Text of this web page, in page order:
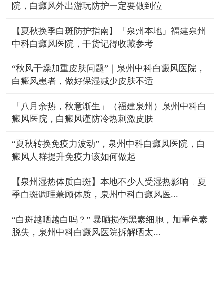
院，白癜风外出游玩防护一定要做到位
【夏秋换季白斑防护指南】「泉州本地」福建泉州
中科白癜风医院，干货记得收藏参考
“秋风干燥加重皮肤问题”｜泉州中科白癜风医院，
白癜风患者，做好保湿减少皮肤不适
「八月余热，秋意渐生」（福建泉州）泉州中科白
癜风医院，白癜风谨防冷热刺激皮肤
“夏秋转换免疫力波动”，泉州中科白癜风医院，白
癜风人群提升免疫力该如何做起
【泉州湿热体质白斑】本地不少人受湿热影响，夏
季白斑调理兼顾体质，泉州中科白癜风医...
“白斑越晒越白吗？” 暴晒损伤黑素细胞，加重色素
脱失，泉州中科白癜风医院拆解晒太...